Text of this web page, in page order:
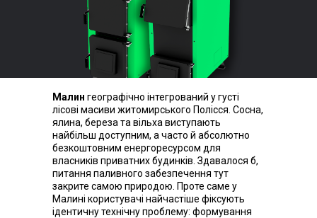
Малин географічно інтегрований у густі
лісові масиви житомирського Полісся. Сосна,
ялина, береза та вільха виступають
найбільш доступним, а часто й абсолютно
безкоштовним енергоресурсом для
власників приватних будинків. Здавалося б,
питання паливного забезпечення тут
закрите самою природою. Проте саме у
Малині користувачі найчастіше фіксують
ідентичну технічну проблему: формування